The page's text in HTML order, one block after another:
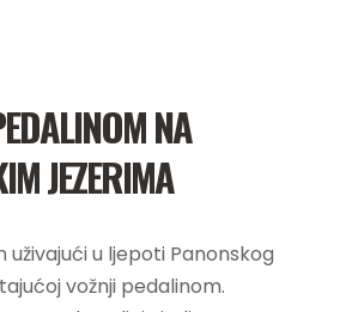
NA
JEZERIMA
uživajući u ljepoti Panonskog
vožnji pedalinom.